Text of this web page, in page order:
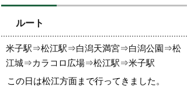
ルート
米子駅⇒松江駅⇒白潟天満宮⇒白潟公園⇒松
江城⇒カラコロ広場⇒松江駅⇒米子駅
この日は松江方面まで行ってきました。